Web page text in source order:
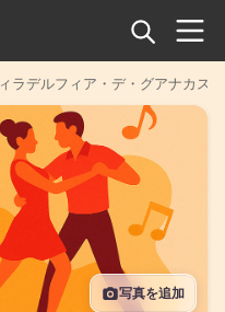
ラデルフィア・デ・グアナカステ
写真を追加